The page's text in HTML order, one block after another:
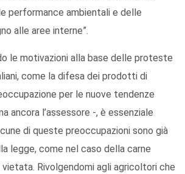
performance ambientali e delle
alle aree interne”.
le motivazioni alla base delle proteste
come la difesa dei prodotti di
per le nuove tendenze
ancora l’assessore -, è essenziale
di queste preoccupazioni sono già
legge, come nel caso della carne
Rivolgendomi agli agricoltori che